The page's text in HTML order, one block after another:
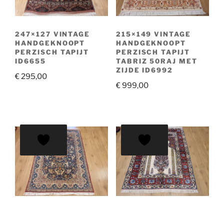
247×127 VINTAGE
HANDGEKNOOPT
PERZISCH TAPIJT
ID6655
€295,00
215×149 VINTAGE
HANDGEKNOOPT
PERZISCH TAPIJT
TABRIZ 50RAJ MET
ZIJDE ID6992
€999,00